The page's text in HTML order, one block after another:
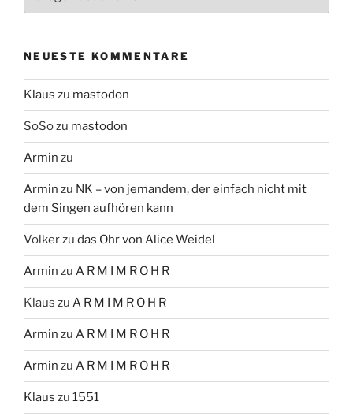
NEUESTE KOMMENTARE
Klaus zu mastodon
SoSozu mastodon
Armin zu
Armin zu NK – von jemandem, der einfach nicht mit
dem Singen aufhören kann
Volkerzu das Ohr von Alice Weidel
Armin zu A R M I M R O H R
Klaus zu A R M I M R O H R
Armin zu A R M I M R O H R
Armin zu A R M I M R O H R
Klaus zu 1551